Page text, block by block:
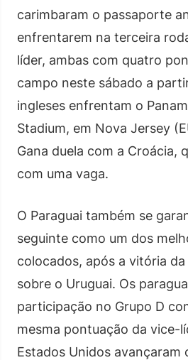
carimbaram o passaporte
enfrentarem na terceira
líder, ambas com quatro
campo neste sábado a
ingleses enfrentam o
Stadium, em Nova Jersey
Gana duela com a Croácia,
com uma vaga.
O Paraguai também se
seguinte como um dos
colocados, após a vitória
sobre o Uruguai. Os
participação no Grupo D
mesma pontuação da vice-
Estados Unidos avançaram